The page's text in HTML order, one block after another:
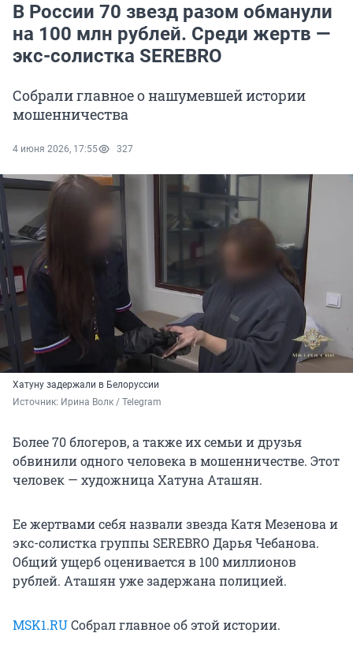
В России 70 звезд разом обманули
на 100 млн рублей. Среди жертв —
экс-солистка SEREBRO
Собрали главное о нашумевшей истории
мошенничества
4 июня 2026, 17:55 327
Хатуну задержали в Белоруссии
Источник: Ирина Волк / Telegram
Более 70 блогеров, а также их семьи и друзья
обвинили одного человека в мошенничестве. Этот
человек — художница Хатуна Аташян.
Ее жертвами себя назвали звезда Катя Мезенова и
экс-солистка группы SEREBRO Дарья Чебанова.
Общий ущерб оценивается в 100 миллионов
рублей. Аташян уже задержана полицией.
MSK1.RUСобрал главное об этой истории.